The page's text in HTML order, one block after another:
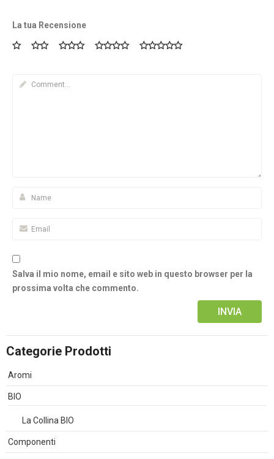
La tua Recensione
Salva il mio nome, email e sito web in questo browser per la
prossima volta che commento.
Categorie Prodotti
Aromi
BIO
La Collina BIO
Componenti